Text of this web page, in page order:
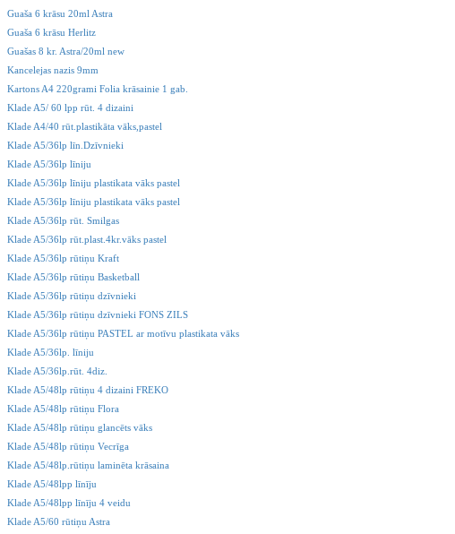
Guaša 6 krāsu 20ml Astra
Guaša 6 krāsu Herlitz
Guašas 8 kr. Astra/20ml new
Kancelejas nazis 9mm
Kartons A4 220grami Folia krāsainie 1 gab.
Klade A5/ 60 lpp rūt. 4 dizaini
Klade A4/40 rūt.plastikāta vāks,pastel
Klade A5/36lp līn.Dzīvnieki
Klade A5/36lp līniju
Klade A5/36lp līniju plastikata vāks pastel
Klade A5/36lp līniju plastikata vāks pastel
Klade A5/36lp rūt. Smilgas
Klade A5/36lp rūt.plast.4kr.vāks pastel
Klade A5/36lp rūtiņu Kraft
Klade A5/36lp rūtiņu Basketball
Klade A5/36lp rūtiņu dzīvnieki
Klade A5/36lp rūtiņu dzīvnieki FONS ZILS
Klade A5/36lp rūtiņu PASTEL ar motīvu plastikata vāks
Klade A5/36lp. līniju
Klade A5/36lp.rūt. 4diz.
Klade A5/48lp rūtiņu 4 dizaini FREKO
Klade A5/48lp rūtiņu Flora
Klade A5/48lp rūtiņu glancēts vāks
Klade A5/48lp rūtiņu Vecrīga
Klade A5/48lp.rūtiņu laminēta krāsaina
Klade A5/48lpp līnīju
Klade A5/48lpp līnīju 4 veidu
Klade A5/60 rūtiņu Astra